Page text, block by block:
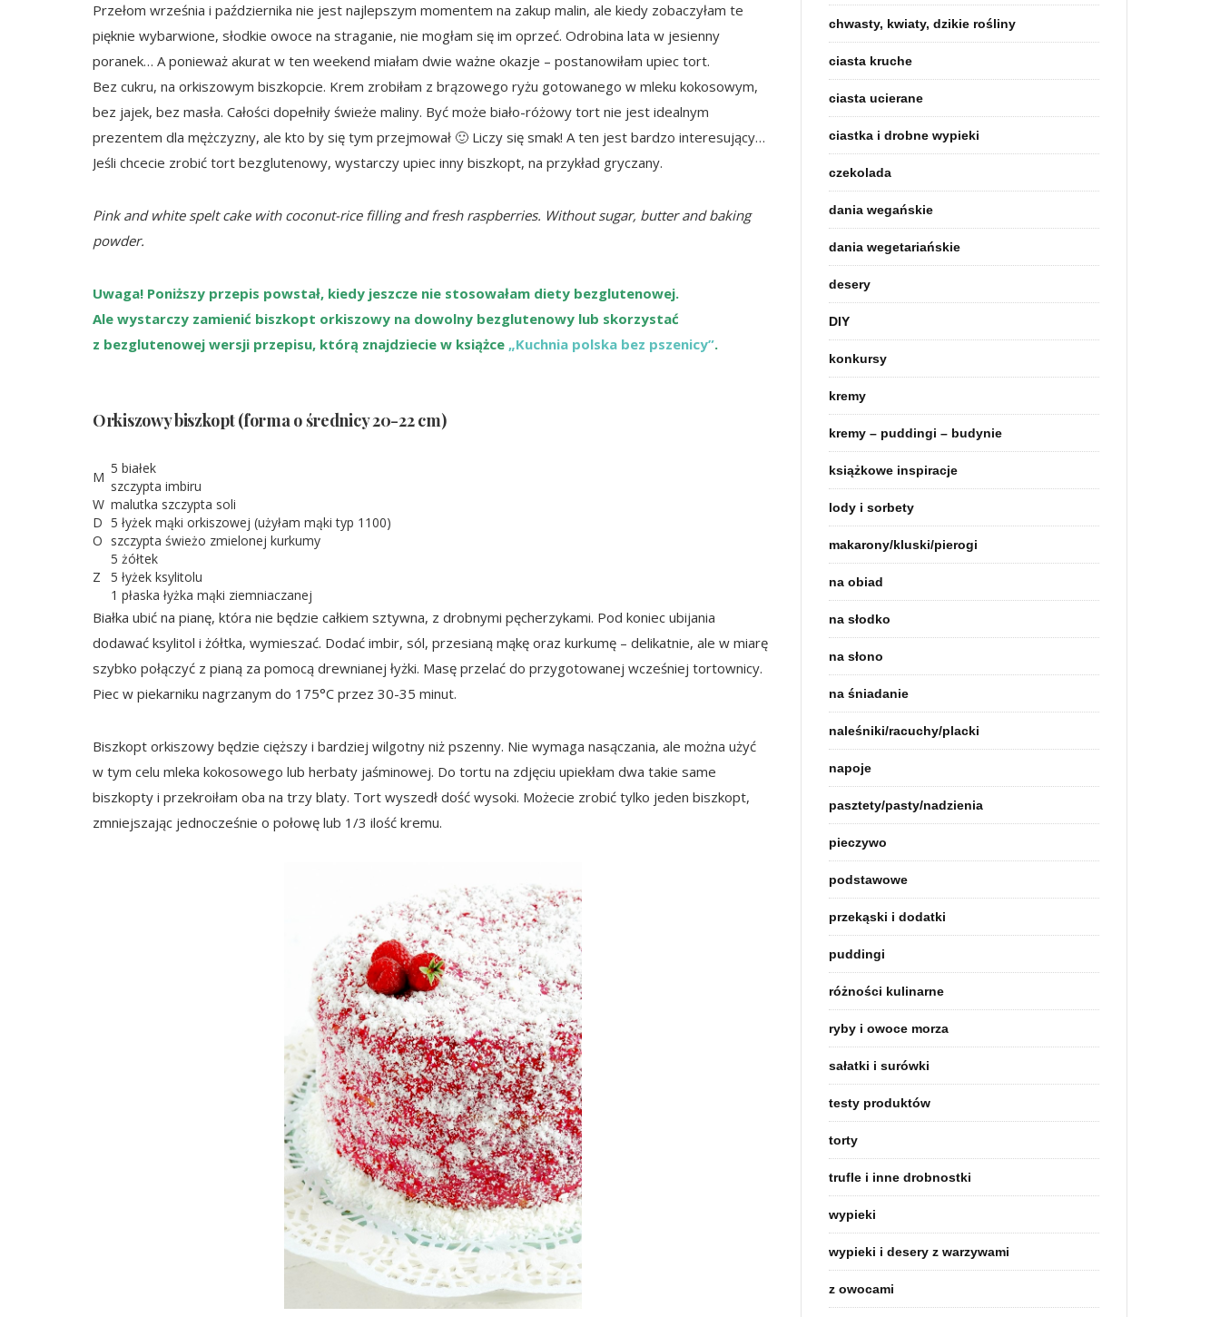
Przełom września i października nie jest najlepszym momentem na zakup malin, ale kiedy zobaczyłam te
pięknie wybarwione, słodkie owoce na straganie, nie mogłam się im oprzeć. Odrobina lata w jesienny
poranek… A ponieważ akurat w ten weekend miałam dwie ważne okazje – postanowiłam upiec tort.
Bez cukru, na orkiszowym biszkopcie. Krem zrobiłam z brązowego ryżu gotowanego w mleku kokosowym,
bez jajek, bez masła. Całości dopełniły świeże maliny. Być może biało-różowy tort nie jest idealnym
prezentem dla mężczyzny, ale kto by się tym przejmował 🙂 Liczy się smak! A ten jest bardzo interesujący…
Jeśli chcecie zrobić tort bezglutenowy, wystarczy upiec inny biszkopt, na przykład gryczany.
Pink and white spelt cake with coconut-rice filling and fresh raspberries. Without sugar, butter and baking
powder.
Uwaga! Poniższy przepis powstał, kiedy jeszcze nie stosowałam diety bezglutenowej.
Ale wystarczy zamienić biszkopt orkiszowy na dowolny bezglutenowy lub skorzystać
z bezglutenowej wersji przepisu, którą znajdziecie w książce „Kuchnia polska bez pszenicy”.
Orkiszowy biszkopt (forma o średnicy 20-22 cm)
M
5 białek
szczypta imbiru
W malutka szczypta soli
D 5 łyżek mąki orkiszowej (użyłam mąki typ 1100)
O szczypta świeżo zmielonej kurkumy
Z
5 żółtek
5 łyżek ksylitolu
1 płaska łyżka mąki ziemniaczanej
Białka ubić na pianę, która nie będzie całkiem sztywna, z drobnymi pęcherzykami. Pod koniec ubijania
dodawać ksylitol i żółtka, wymieszać. Dodać imbir, sól, przesianą mąkę oraz kurkumę – delikatnie, ale w miarę
szybko połączyć z pianą za pomocą drewnianej łyżki. Masę przelać do przygotowanej wcześniej tortownicy.
Piec w piekarniku nagrzanym do 175°C przez 30-35 minut.
Biszkopt orkiszowy będzie cięższy i bardziej wilgotny niż pszenny. Nie wymaga nasączania, ale można użyć
w tym celu mleka kokosowego lub herbaty jaśminowej. Do tortu na zdjęciu upiekłam dwa takie same
biszkopty i przekroiłam oba na trzy blaty. Tort wyszedł dość wysoki. Możecie zrobić tylko jeden biszkopt,
zmniejszając jednocześnie o połowę lub 1/3 ilość kremu.
chwasty, kwiaty, dzikie rośliny
ciasta kruche
ciasta ucierane
ciastka i drobne wypieki
czekolada
dania wegańskie
dania wegetariańskie
desery
DIY
konkursy
kremy
kremy – puddingi – budynie
książkowe inspiracje
lody i sorbety
makarony/kluski/pierogi
na obiad
na słodko
na słono
na śniadanie
naleśniki/racuchy/placki
napoje
pasztety/pasty/nadzienia
pieczywo
podstawowe
przekąski i dodatki
puddingi
różności kulinarne
ryby i owoce morza
sałatki i surówki
testy produktów
torty
trufle i inne drobnostki
wypieki
wypieki i desery z warzywami
z owocami